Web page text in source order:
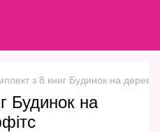
з 8 книг Будинок на дереві.
Будинок на